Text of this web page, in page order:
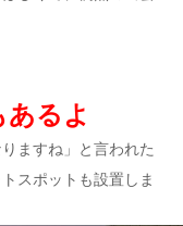
あるよ
ますね」と言われた
スポットも設置しま